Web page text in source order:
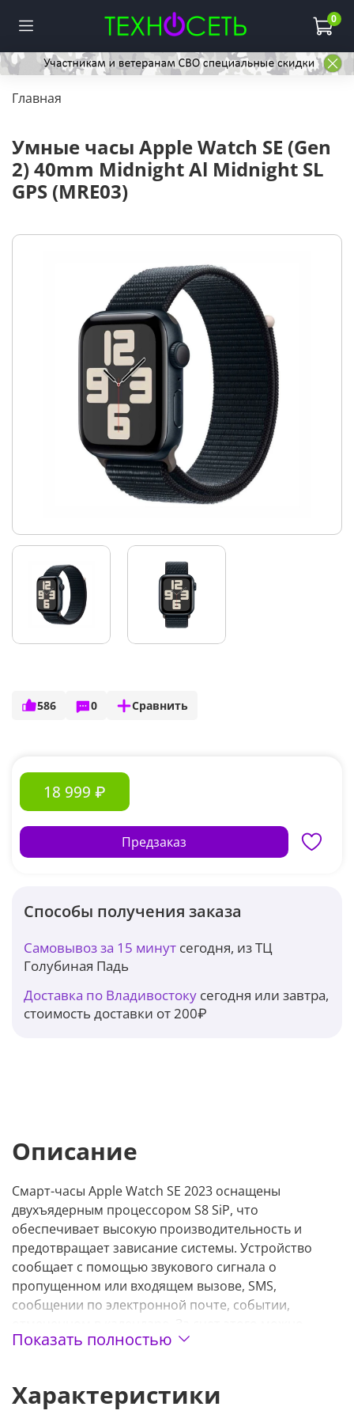
0
Главная
Умные часы Apple Watch SE (Gen
2) 40mm Midnight Al Midnight SL
GPS (MRE03)
586 0 Сравнить
18 999 ₽
Предзаказ
Способы получения заказа
Самовывоз за 15 минут сегодня, из ТЦ
Голубиная Падь
Доставка по Владивостоку сегодня или завтра,
стоимость доставки от 200₽
Описание
Смарт-часы Apple Watch SE 2023 оснащены
двухъядерным процессором S8 SiP, что
обеспечивает высокую производительность и
предотвращает зависание системы. Устройство
сообщает с помощью звукового сигнала о
пропущенном или входящем вызове, SMS,
сообщении по электронной почте, событии,
отмеченном в календаре. За счет этого можно
всегда оставаться на связи и быть в курсе
своевременно оказать помощь пострадавшему.
Показать полностью
Характеристики